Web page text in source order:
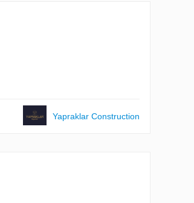
Yapraklar Construction